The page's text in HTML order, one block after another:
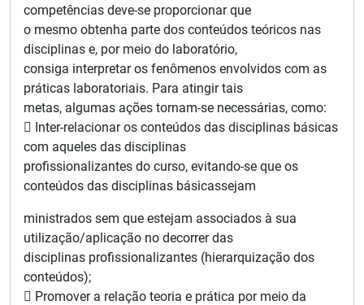
competências deve-se proporcionar que
o mesmo obtenha parte dos conteúdos teóricos nas
disciplinas e, por meio do laboratório,
consiga interpretar os fenômenos envolvidos com as
práticas laboratoriais. Para atingir tais
metas, algumas ações tornam-se necessárias, como:
 Inter-relacionar os conteúdos das disciplinas básicas
com aqueles das disciplinas
profissionalizantes do curso, evitando-se que os
conteúdos das disciplinas básicassejam
ministrados sem que estejam associados à sua
utilização/aplicação no decorrer das
disciplinas profissionalizantes (hierarquização dos
conteúdos);
 Promover a relação teoria e prática por meio da